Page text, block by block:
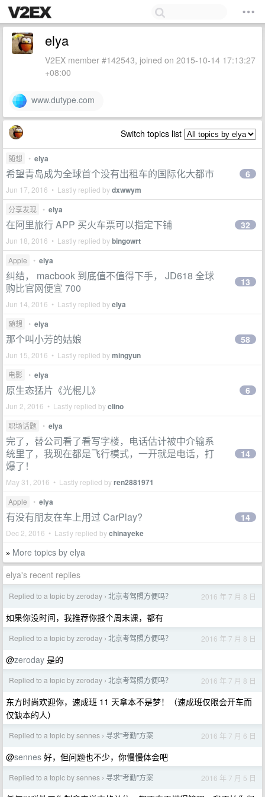
elya
V2EX member #142543, joined on 2015-10-14 17:13:27
+08:00
www.dutype.com
Switch topics list
随想 • elya
希望青岛成为全球首个没有出租车的国际化大都市
Jun 17, 2016 • Lastly replied bydxwwym
6
分享发现 • elya
在阿里旅行 APP 买火车票可以指定下铺
Jun 18, 2016 • Lastly replied bybingowrt
32
Apple • elya
纠结， macbook 到底值不值得下手， JD618 全球
购比官网便宜 700
Jun 14, 2016 • Lastly replied byelya
13
随想 • elya
那个叫小芳的姑娘
Jun 15, 2016 • Lastly replied bymingyun
58
电影 • elya
原生态猛片《光棍儿》
Jun 2, 2016 • Lastly replied byclino
6
职场话题 • elya
完了，替公司看了看写字楼，电话估计被中介输系
统里了，我现在都是飞行模式，一开就是电话，打
爆了！
May 31, 2016 • Lastly replied byren2881971
14
Apple • elya
有没有朋友在车上用过 CarPlay?
Dec 2, 2016 • Lastly replied bychinayeke
14
» More topics by elya
elya's recent replies
Replied to a topic by zeroday › 北京考驾照方便吗？ 2016 年 7 月 8 日
如果你没时间，我推荐你报个周末课，都有
Replied to a topic by zeroday › 北京考驾照方便吗？ 2016 年 7 月 8 日
@zeroday 是的
Replied to a topic by zeroday › 北京考驾照方便吗？ 2016 年 7 月 8 日
东方时尚欢迎你，速成班 11 天拿本不是梦！（速成班仅限会开车而
仅缺本的人）
Replied to a topic by sennes › 寻求"考勤"方案 2016 年 7 月 6 日
@sennes 好，但问题也不少，你慢慢体会吧
Replied to a topic by sennes › 寻求"考勤"方案 2016 年 7 月 5 日